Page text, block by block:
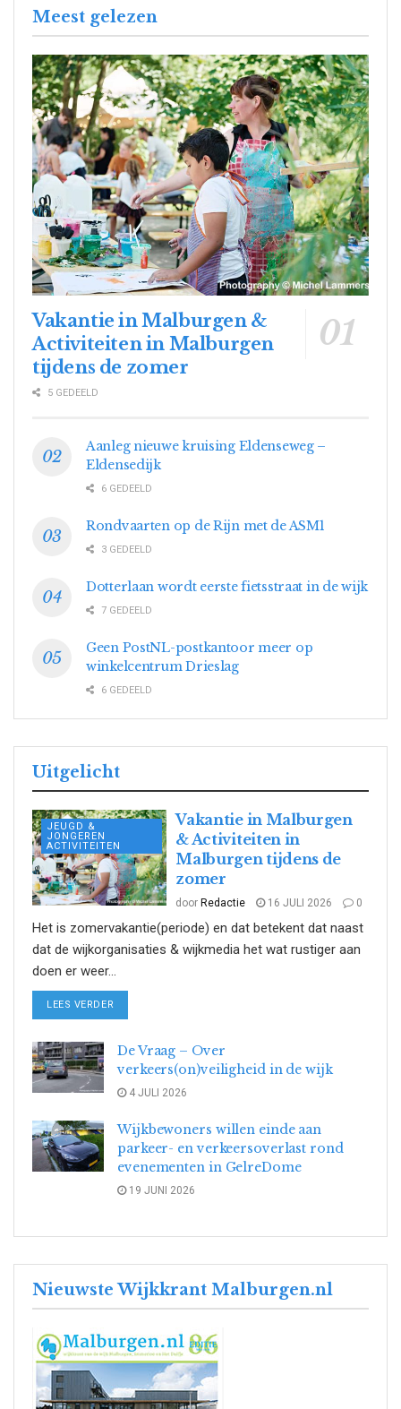
Meest gelezen
Vakantie in Malburgen &
Activiteiten in Malburgen
tijdens de zomer
5 GEDEELD
Aanleg nieuwe kruising Eldenseweg –
Eldensedijk
6 GEDEELD
Rondvaarten op de Rijn met de ASM1
3 GEDEELD
Dotterlaan wordt eerste fietsstraat in de wijk
7 GEDEELD
Geen PostNL-postkantoor meer op
winkelcentrum Drieslag
6 GEDEELD
Uitgelicht
JEUGD &
JONGEREN
ACTIVITEITEN
Vakantie in Malburgen
& Activiteiten in
Malburgen tijdens de
zomer
door Redactie 16 JULI 2026 0
Het is zomervakantie(periode) en dat betekent dat naast
dat de wijkorganisaties & wijkmedia het wat rustiger aan
doen er weer...
LEES VERDER
De Vraag – Over
verkeers(on)veiligheid in de wijk
4 JULI 2026
Wijkbewoners willen einde aan
parkeer- en verkeersoverlast rond
evenementen in GelreDome
19 JUNI 2026
Nieuwste Wijkkrant Malburgen.nl